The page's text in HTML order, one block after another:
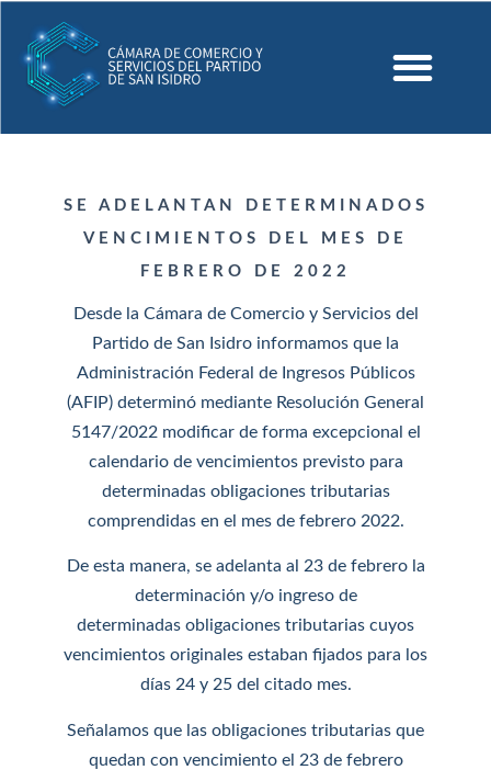
SE ADELANTAN DETERMINADOS
VENCIMIENTOS DEL MES DE
FEBRERO DE 2022
Desde la Cámara de Comercio y Servicios del
Partido de San Isidro informamos que la
Administración Federal de Ingresos Públicos
(AFIP) determinó mediante Resolución General
5147/2022 modificar de forma excepcional el
calendario de vencimientos previsto para
determinadas obligaciones tributarias
comprendidas en el mes de febrero 2022.
De esta manera, se adelanta al 23 de febrero la
determinación y/o ingreso de
determinadas obligaciones tributarias cuyos
vencimientos originales estaban fijados para los
días 24 y 25 del citado mes.
Señalamos que las obligaciones tributarias que
quedan con vencimiento el 23 de febrero